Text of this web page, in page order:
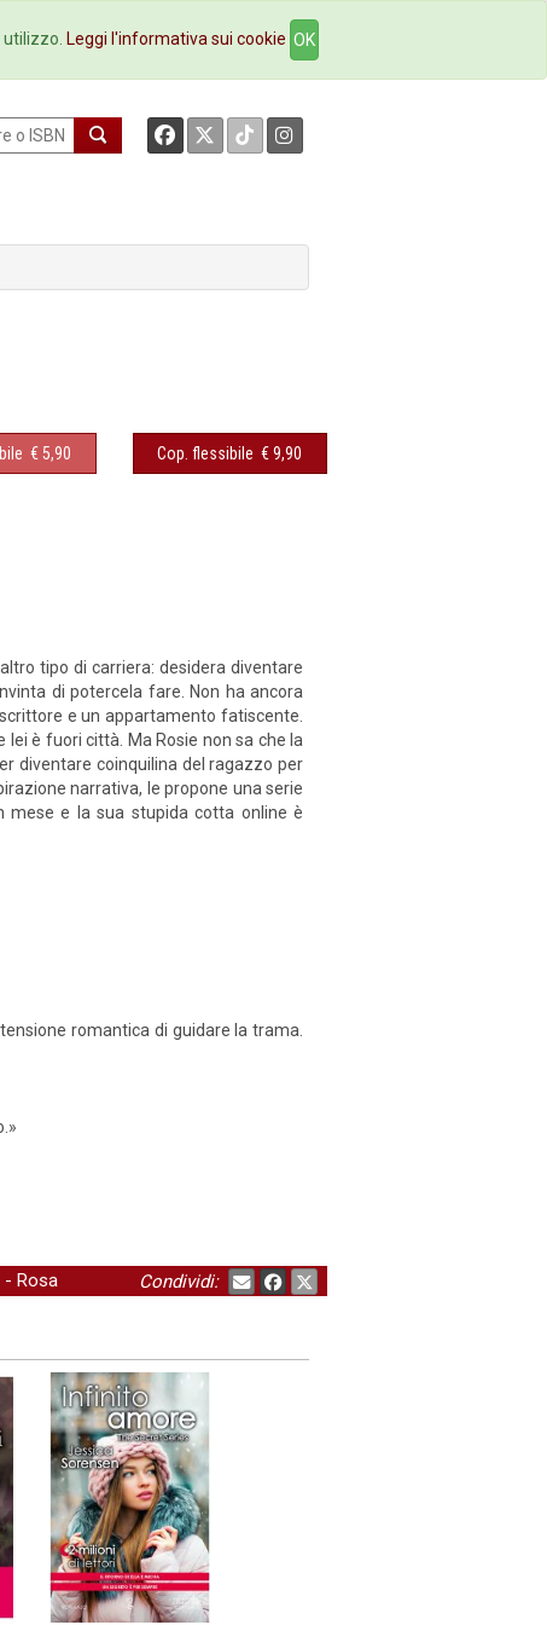
Contatti
€ 5,90 Cop. flessibile € 9,90
tipo di carriera: desidera diventare
di potercela fare. Non ha ancora
e un appartamento fatiscente.
è fuori città. Ma Rosie non sa che la
diventare coinquilina del ragazzo per
narrativa, le propone una serie
mese e la sua stupida cotta online è
romantica di guidare la trama.
- Rosa Condividi:
Leggi l'informativa sui cookie OK